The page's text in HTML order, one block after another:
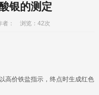
银的测定
： 浏览：42次
高价铁盐指示，终点时生成红色